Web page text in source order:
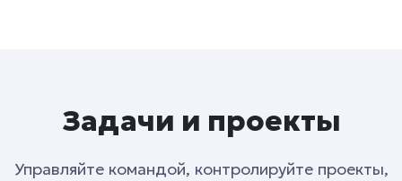
Задачи и проекты
Управляйте командой, контролируйте проекты,